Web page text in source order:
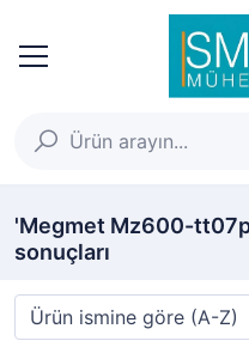
'Megmet Mz600-
sonuçları